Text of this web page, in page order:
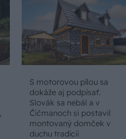
S motorovou pílou sa
dokáže aj podpísať.
Slovák sa nebál a v
Čičmanoch si postavil
montovaný domček v
duchu tradícií